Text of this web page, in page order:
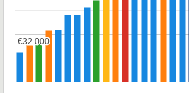
€32.000
€32.000